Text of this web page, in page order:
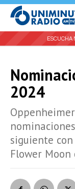
ESCUCHA
2024
siguiente
Flower Moon